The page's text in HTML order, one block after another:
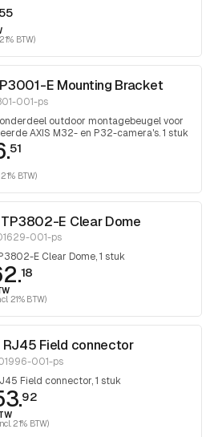
55
BTW)
E Mounting Bracket
001-ps
outdoor montagebeugel voor
AXIS M32- en P32-camera's. 1 stuk
51
BTW)
TP3802-E Clear Dome
001-ps
E Clear Dome, 1 stuk
18
21% BTW)
RJ45 Field connector
001-ps
Field connector, 1 stuk
92
21% BTW)